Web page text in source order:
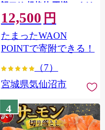
訳アリ 規格外 不揃い さけ
サケ 鮭切身 シャケ 切り身
冷凍 家庭用 おかず 弁当 支
援 サーモン 銀鮭切り身 魚
わけあり
12,500 円
たまったWAON
POINTで寄附できる！
（7）
宮城県気仙沼市
4